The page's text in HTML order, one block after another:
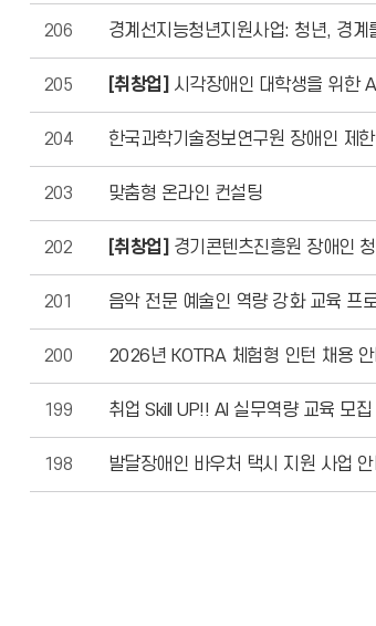
206 경계선지능청년지원사업: 청년, 경
205 [취창업] 시각장애인 대학생을 위한
204 한국과학기술정보연구원 장애인 제
203 맞춤형 온라인 컨설팅
202 [취창업] 경기콘텐츠진흥원 장애인
201 음악 전문 예술인 역량 강화 교육 프
200 2026년 KOTRA 체험형 인턴 채용 안
199 취업 Skill UP!! AI 실무역량 교육 모
198 발달장애인 바우처 택시 지원 사업 안